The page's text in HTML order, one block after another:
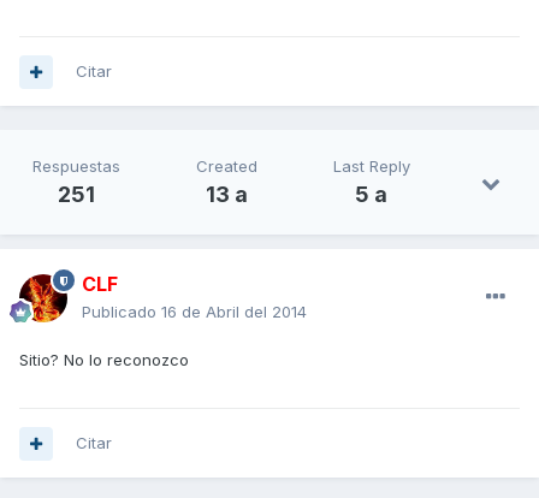
Citar
Respuestas
251
Created
13 a
Last Reply
5 a
CLF
Publicado 16 de Abril del 2014
Sitio? No lo reconozco
Citar